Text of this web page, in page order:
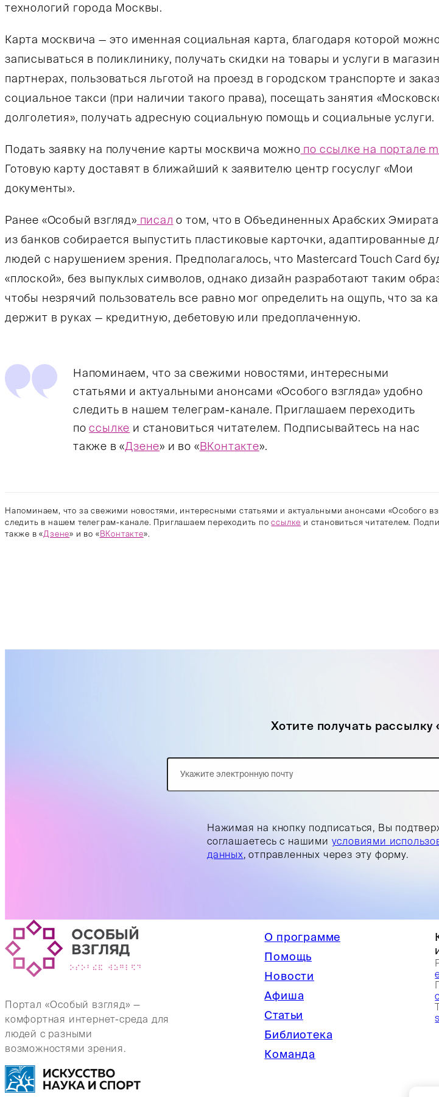
технологий города Москвы.
Карта москвича — это именная социальная карта, благодаря которой
записываться в поликлинику, получать скидки на товары и услуги в
партнерах, пользоваться льготой на проезд в городском транспорте и
социальное такси (при наличии такого права), посещать занятия
долголетия», получать адресную социальную помощь и социальные услуги.
Подать заявку на получение карты москвича можно по ссылке на портале
Готовую карту доставят в ближайший к заявителю центр госуслуг «Мои
документы».
Ранее «Особый взгляд» писал о том, что в Объединенных Арабских
из банков собирается выпустить пластиковые карточки, адаптированные
людей с нарушением зрения. Предполагалось, что Mastercard Touch Card
«плоской», без выпуклых символов, однако дизайн разработают таким
чтобы незрячий пользователь все равно мог определить на ощупь, что за
держит в руках — кредитную, дебетовую или предоплаченную.
Напоминаем, что за свежими новостями, интересными
статьями и актуальными анонсами «Особого взгляда» удобно
следить в нашем телеграм-канале. Приглашаем переходить
поссылке и становиться читателем. Подписывайтесь на нас
также в «Дзене» и во «ВКонтакте».
Напоминаем, что за свежими новостями, интересными статьями и актуальными анонсами «Особого
следить в нашем телеграм-канале. Приглашаем переходить поссылке и становиться читателем.
также в «Дзене» и во « ВКонтакте».
Хотите получать рассылку
Нажимая на кнопку подписаться, Вы
соглашаетесь с нашими условиями
данных, отправленных через эту форму.
Портал «Особый взгляд» —
комфортная интернет-среда для
людей с разными
возможностями зрения.
О программе
Помощь
Новости
Афиша
Статьи
Библиотека
Команда